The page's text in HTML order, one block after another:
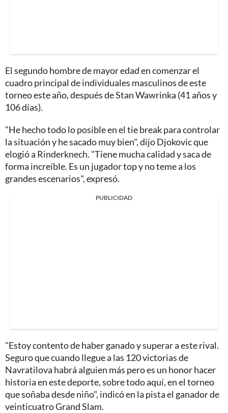
El segundo hombre de mayor edad en comenzar el
cuadro principal de individuales masculinos de este
torneo este año, después de Stan Wawrinka (41 años y
106 días).
"He hecho todo lo posible en el tie break para controlar
la situación y he sacado muy bien", dijo Djokovic que
elogió a Rinderknech. "Tiene mucha calidad y saca de
forma increíble. Es un jugador top y no teme a los
grandes escenarios", expresó.
PUBLICIDAD
"Estoy contento de haber ganado y superar a este rival.
Seguro que cuando llegue a las 120 victorias de
Navratilova habrá alguien más pero es un honor hacer
historia en este deporte, sobre todo aquí, en el torneo
que soñaba desde niño", indicó en la pista el ganador de
veinticuatro Grand Slam.